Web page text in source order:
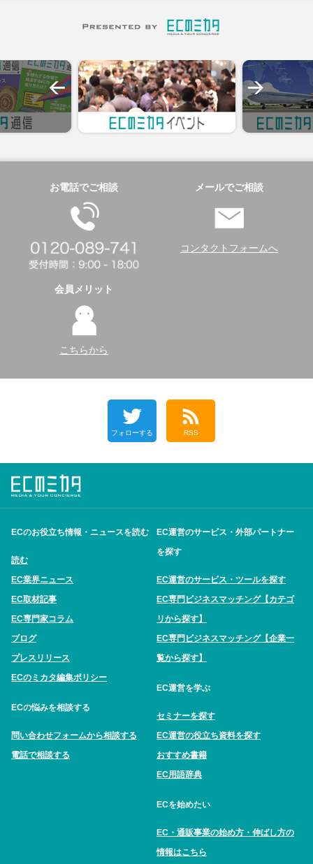
お電話でご相談 メールでご相談
コンタクトフォームへ
会員メリット
こちらから
フォローする RSS
ECのお役立ち情報・ニュースを読む
読む
EC業界ニュース
EC取材記事
EC専門家コラム
ブログ
プレスリリース
ECのミカタ編集ポリシー
ECの悩みを相談する
問い合わせフォームから相談する
電話で相談する
EC運営のサービス・外部パートナー
を探す
EC運営のサービス・ツールを探す
EC専門ビジネスマッチング【カテゴ
リから探す】
EC専門ビジネスマッチング【企業一
覧から探す】
EC運営を学ぶ
セミナーを探す
EC運営の役立ち資料を探す
おすすめ書籍
EC用語辞典
ECを始めたい
EC・通販事業の始め方・伸ばし方の
情報はこちら